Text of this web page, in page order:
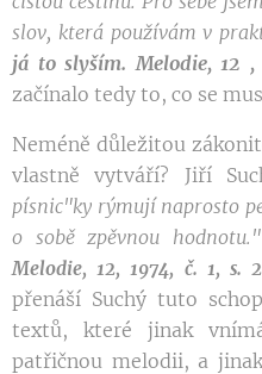
slov, která používám v
já to slyším. Melodie, 12 ,
začínalo tedy to, co se
Neméně důležitou
vlastně vytváří? Jiří
písnic"ky rýmují naprosto
o sobě zpěvnou
Melodie, 12, 1974, č. 1, s.
přenáší Suchý tuto
textů, které jinak
patřičnou melodii, a